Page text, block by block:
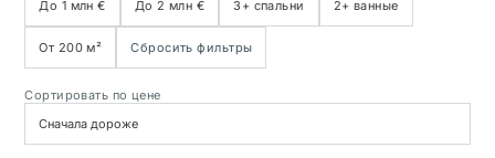
До 1 млн € До 2 млн € 3+ спальни 2+ ванные
От 200 м² Сбросить фильтры
Сортировать по цене